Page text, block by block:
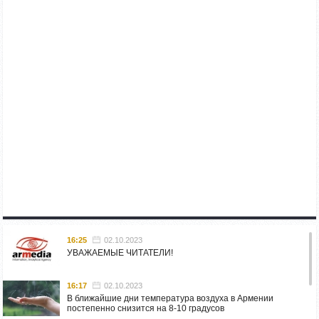
16:25 02.10.2023
УВАЖАЕМЫЕ ЧИТАТЕЛИ!
16:17 02.10.2023
В ближайшие дни температура воздуха в Армении
постепенно снизится на 8-10 градусов